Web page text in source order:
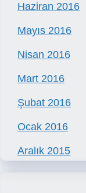
Haziran 2016
Mayıs 2016
Nisan 2016
Mart 2016
Şubat 2016
Ocak 2016
Aralık 2015